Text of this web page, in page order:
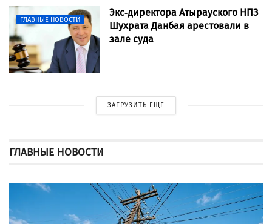
ГЛАВНЫЕ НОВОСТИ
Экс-директора Атырауского НПЗ
Шухрата Данбая арестовали в
зале суда
ЗАГРУЗИТЬ ЕЩЕ
ГЛАВНЫЕ НОВОСТИ